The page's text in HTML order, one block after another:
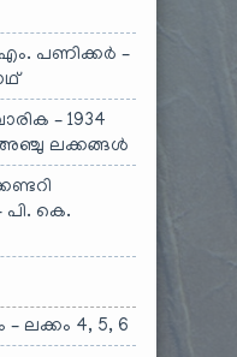
പണിക്കർ –
– 1934
ലക്കങ്ങൾ
പി. കെ.
ലക്കം 4, 5, 6